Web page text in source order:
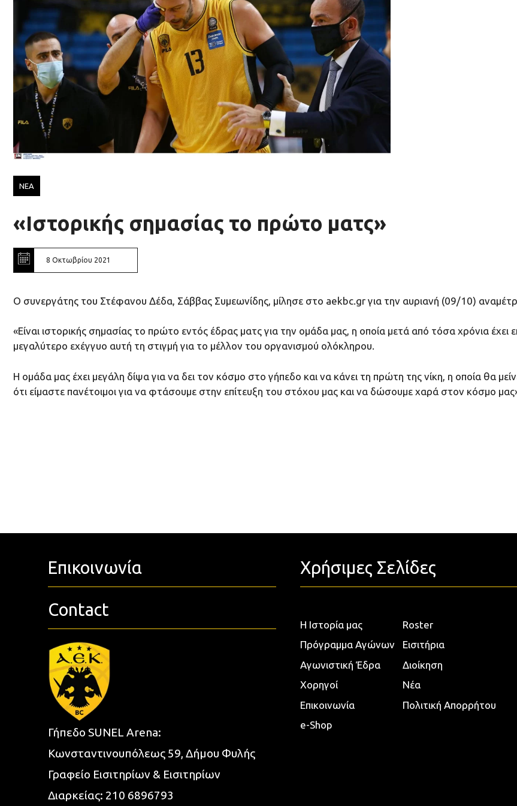
ΝΕΑ
«Ιστορικής σημασίας το πρώτο ματς»
8 Οκτωβρίου 2021
Ο συνεργάτης του Στέφανου Δέδα, Σάββας Συμεωνίδης, μίλησε στο aekbc.gr για την αυριανή (09/10)
«Είναι ιστορικής σημασίας το πρώτο εντός έδρας ματς για την ομάδα μας, η οποία μετά από τόσα χρόνια
μεγαλύτερο εχέγγυο αυτή τη στιγμή για το μέλλον του οργανισμού ολόκληρου.
Η ομάδα μας έχει μεγάλη δίψα για να δει τον κόσμο στο γήπεδο και να κάνει τη πρώτη της νίκη, η οποία θα
ότι είμαστε πανέτοιμοι για να φτάσουμε στην επίτευξη του στόχου μας και να δώσουμε χαρά στον κόσμο
Επικοινωνία
Contact
Γήπεδο SUNEL Arena:
Κωνσταντινουπόλεως 59, Δήμου Φυλής
Γραφείο Εισιτηρίων & Εισιτηρίων
Διαρκείας: 210 6896793
Χρήσιμες Σελίδες
Η Ιστορία μας
Roster
Πρόγραμμα Αγώνων
Εισιτήρια
Αγωνιστική Έδρα
Διοίκηση
Χορηγοί
Νέα
Επικοινωνία
Πολιτική Απορρήτου
e-Shop